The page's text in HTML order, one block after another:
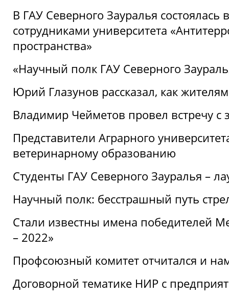
В ГАУ Северного Зауралья состоялась
сотрудниками университета
пространства»
«Научный полк ГАУ Северного
Юрий Глазунов рассказал, как
Владимир Чейметов провел встречу
Представители Аграрного
ветеринарному образованию
Студенты ГАУ Северного Зауралья –
Научный полк: бесстрашный путь
Стали известны имена победителей
– 2022»
Профсоюзный комитет отчитался и
Договорной тематике НИР с